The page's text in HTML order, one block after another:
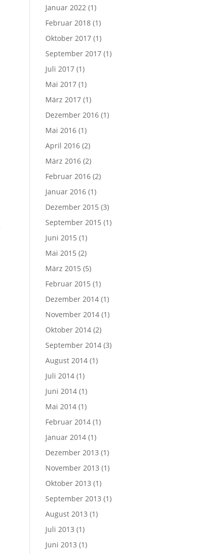
Januar 2022 (1)
Februar 2018 (1)
Oktober 2017 (1)
September 2017 (1)
Juli 2017 (1)
Mai 2017 (1)
März 2017 (1)
Dezember 2016 (1)
Mai 2016 (1)
April 2016 (2)
März 2016 (2)
Februar 2016 (2)
Januar 2016 (1)
Dezember 2015 (3)
September 2015 (1)
Juni 2015 (1)
Mai 2015 (2)
März 2015 (5)
Februar 2015 (1)
Dezember 2014 (1)
November 2014 (1)
Oktober 2014 (2)
September 2014 (3)
August 2014 (1)
Juli 2014 (1)
Juni 2014 (1)
Mai 2014 (1)
Februar 2014 (1)
Januar 2014 (1)
Dezember 2013 (1)
November 2013 (1)
Oktober 2013 (1)
September 2013 (1)
August 2013 (1)
Juli 2013 (1)
Juni 2013 (1)